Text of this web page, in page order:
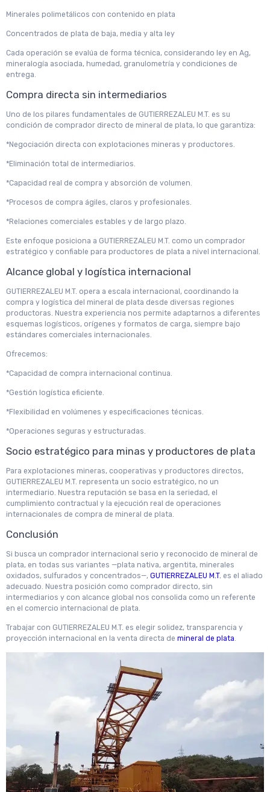
Minerales polimetálicos con contenido en plata
Concentrados de plata de baja, media y alta ley
Cada operación se evalúa de forma técnica, considerando ley en Ag,
mineralogía asociada, humedad, granulometría y condiciones de
entrega.
Compra directa sin intermediarios
Uno de los pilares fundamentales de GUTIERREZALEU M.T. es su
condición de comprador directo de mineral de plata, lo que garantiza:
*Negociación directa con explotaciones mineras y productores.
*Eliminación total de intermediarios.
*Capacidad real de compra y absorción de volumen.
*Procesos de compra ágiles, claros y profesionales.
*Relaciones comerciales estables y de largo plazo.
Este enfoque posiciona a GUTIERREZALEU M.T. como un comprador
estratégico y confiable para productores de plata a nivel internacional.
Alcance global y logística internacional
GUTIERREZALEU M.T. opera a escala internacional, coordinando la
compra y logística del mineral de plata desde diversas regiones
productoras. Nuestra experiencia nos permite adaptarnos a diferentes
esquemas logísticos, orígenes y formatos de carga, siempre bajo
estándares comerciales internacionales.
Ofrecemos:
*Capacidad de compra internacional continua.
*Gestión logística eficiente.
*Flexibilidad en volúmenes y especificaciones técnicas.
*Operaciones seguras y estructuradas.
Socio estratégico para minas y productores de plata
Para explotaciones mineras, cooperativas y productores directos,
GUTIERREZALEU M.T. representa un socio estratégico, no un
intermediario. Nuestra reputación se basa en la seriedad, el
cumplimiento contractual y la ejecución real de operaciones
internacionales de compra de mineral de plata.
Conclusión
Si busca un comprador internacional serio y reconocido de mineral de
plata, en todas sus variantes —plata nativa, argentita, minerales
oxidados, sulfurados y concentrados—, GUTIERREZALEU M.T. es el aliado
adecuado. Nuestra posición como comprador directo, sin
intermediarios y con alcance global nos consolida como un referente
en el comercio internacional de plata.
Trabajar con GUTIERREZALEU M.T. es elegir solidez, transparencia y
proyección internacional en la venta directa de mineral de plata.